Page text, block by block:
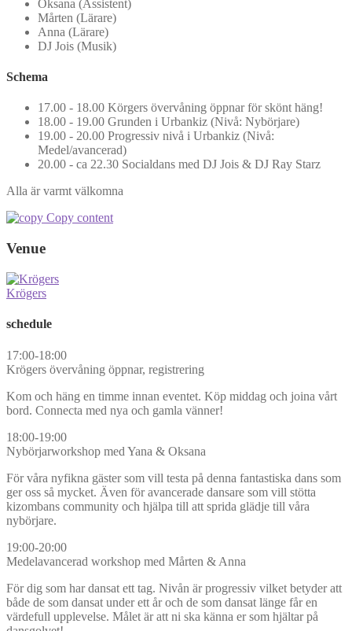
Oksana (Assistent)
Mårten (Lärare)
Anna (Lärare)
DJ Jois (Musik)
Schema
17.00 - 18.00 Körgers övervåning öppnar för skönt häng!
18.00 - 19.00 Grunden i Urbankiz (Nivå: Nybörjare)
19.00 - 20.00 Progressiv nivå i Urbankiz (Nivå:
Medel/avancerad)
20.00 - ca 22.30 Socialdans med DJ Jois & DJ Ray Starz
Alla är varmt välkomna
Copy content
Venue
Krögers
schedule
17:00-18:00
Krögers övervåning öppnar, registrering
Kom och häng en timme innan eventet. Köp middag och joina vårt
bord. Connecta med nya och gamla vänner!
18:00-19:00
Nybörjarworkshop med Yana & Oksana
För våra nyfikna gäster som vill testa på denna fantastiska dans som
ger oss så mycket. Även för avancerade dansare som vill stötta
kizombans community och hjälpa till att sprida glädje till våra
nybörjare.
19:00-20:00
Medelavancerad workshop med Mårten & Anna
För dig som har dansat ett tag. Nivån är progressiv vilket betyder att
både de som dansat under ett år och de som dansat länge får en
värdefull upplevelse. Målet är att ni ska känna er som hjältar på